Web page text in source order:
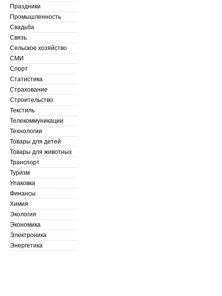
Праздники
Промышленность
Свадьба
Связь
Сельское хозяйство
СМИ
Спорт
Статистика
Страхование
Строительство
Текстиль
Телекоммуникации
Технологии
Товары для детей
Товары для животных
Транспорт
Туризм
Упаковка
Финансы
Химия
Экология
Экономика
Электроника
Энергетика